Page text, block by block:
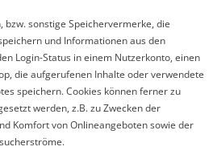
bzw. sonstige Speichervermerke, die
und Informationen aus den
Login-Status in einem Nutzerkonto, einen
die aufgerufenen Inhalte oder verwendete
speichern. Cookies können ferner zu
werden, z.B. zu Zwecken der
Komfort von Onlineangeboten sowie der